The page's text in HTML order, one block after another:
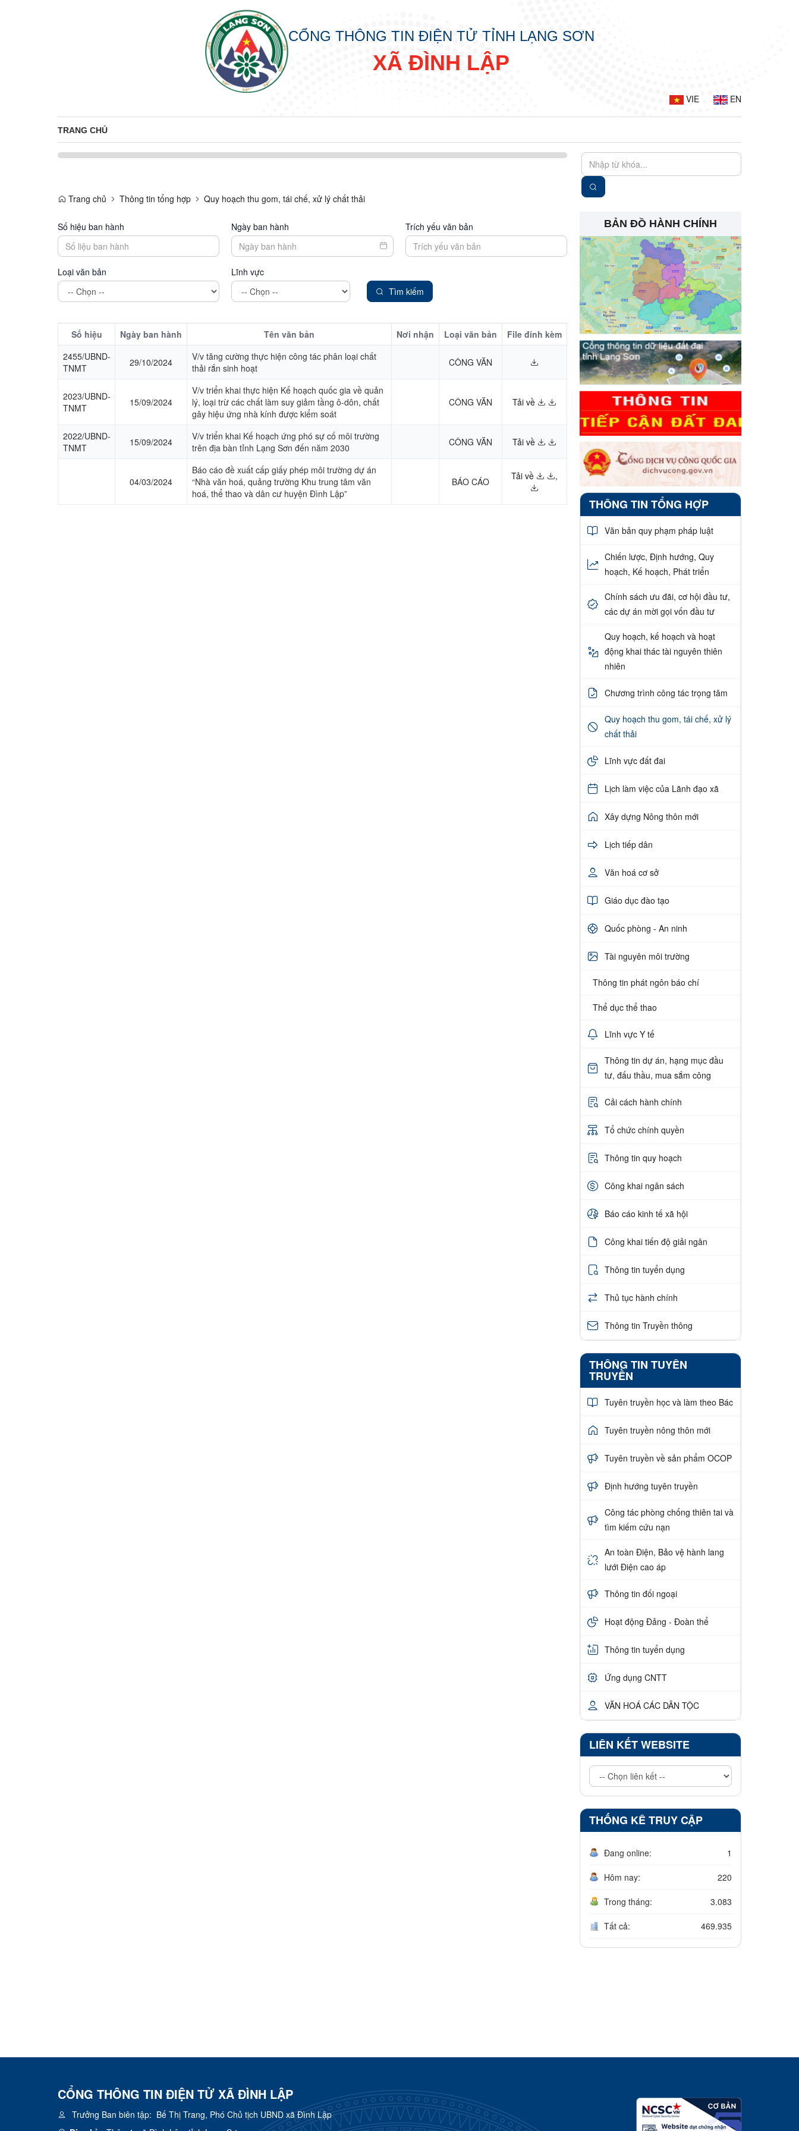
CỔNG THÔNG TIN ĐIỆN TỬ TỈNH LẠNG SƠN
XÃ ĐÌNH LẬP
VIE EN
TRANG CHỦ
Trang chủ Thông tin tổng hợp Quy hoạch thu gom, tái chế, xử lý chất thải
Số hiệu ban hành Ngày ban hành Trích yếu văn bản
Loại văn bản
Lĩnh vực
Tìm kiếm
Số hiệu Ngày ban hành Tên văn bản Nơi nhận Loại văn bản
File đính kèm
2455/UBND-
TNMT
29/10/2024
V/v tăng cường thực hiện công tác phân loại chất
thải rắn sinh hoạt
CÔNG VĂN
2023/UBND-
TNMT
15/09/2024
V/v triển khai thực hiện Kế hoạch quốc gia về quản
lý, loại trừ các chất làm suy giảm tầng ô-dôn, chất
gây hiệu ứng nhà kính được kiểm soát
CÔNG VĂN Tải về
2022/UBND-
TNMT
15/09/2024
V/v triển khai Kế hoạch ứng phó sự cố môi trường
trên địa bàn tỉnh Lạng Sơn đến năm 2030
CÔNG VĂN Tải về
04/03/2024
Báo cáo đề xuất cấp giấy phép môi trường dự án
“Nhà văn hoá, quảng trường Khu trung tâm văn
hoá, thể thao và dân cư huyện Đình Lập”
BÁO CÁO Tải về ,
BẢN ĐỒ HÀNH CHÍNH
THÔNG TIN TỔNG HỢP
Văn bản quy phạm pháp luật
Chiến lược, Định hướng, Quy
hoạch, Kế hoạch, Phát triển
Chính sách ưu đãi, cơ hội đầu tư,
các dự án mời gọi vốn đầu tư
Quy hoạch, kế hoạch và hoạt
động khai thác tài nguyên thiên
nhiên
Chương trình công tác trọng tâm
Quy hoạch thu gom, tái chế, xử lý
chất thải
Lĩnh vực đất đai
Lịch làm việc của Lãnh đạo xã
Xây dựng Nông thôn mới
Lịch tiếp dân
Văn hoá cơ sở
Giáo dục đào tạo
Quốc phòng - An ninh
Tài nguyên môi trường
Thông tin phát ngôn báo chí
Thể dục thể thao
Lĩnh vực Y tế
Thông tin dự án, hạng mục đầu
tư, đấu thầu, mua sắm công
Cải cách hành chính
Tổ chức chính quyền
Thông tin quy hoạch
Công khai ngân sách
Báo cáo kinh tế xã hội
Công khai tiến độ giải ngân
Thông tin tuyển dụng
Thủ tục hành chính
Thông tin Truyền thông
THÔNG TIN TUYÊN
TRUYỀN
Tuyên truyền học và làm theo Bác
Tuyên truyền nông thôn mới
Tuyên truyền về sản phẩm OCOP
Định hướng tuyên truyền
Công tác phòng chống thiên tai và
tìm kiếm cứu nạn
An toàn Điện, Bảo vệ hành lang
lưới Điện cao áp
Thông tin đối ngoại
Hoạt động Đảng - Đoàn thể
Thông tin tuyển dụng
Ứng dụng CNTT
VĂN HOÁ CÁC DÂN TỘC
LIÊN KẾT WEBSITE
THỐNG KÊ TRUY CẬP
Đang online: 1
Hôm nay: 220
Trong tháng: 3.083
Tất cả: 469.935
CỔNG THÔNG TIN ĐIỆN TỬ XÃ ĐÌNH LẬP
Trưởng Ban biên tập: Bế Thị Trang, Phó Chủ tịch UBND xã Đình Lập